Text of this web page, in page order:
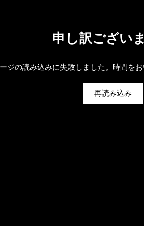
申し訳ござい
ジの読み込みに失敗しました。時間を
再読み込み